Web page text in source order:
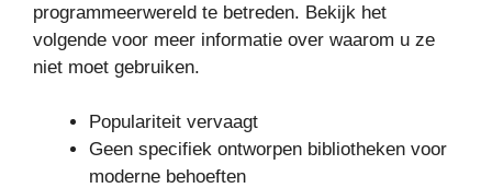
programmeerwereld te betreden. Bekijk het
volgende voor meer informatie over waarom u ze
niet moet gebruiken.
Populariteit vervaagt
Geen specifiek ontworpen bibliotheken voor
moderne behoeften